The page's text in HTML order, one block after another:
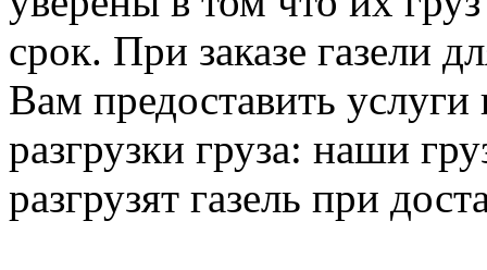
срок. При заказе газели
Вам предоставить услуги
разгрузки груза: наши
разгрузят газель при